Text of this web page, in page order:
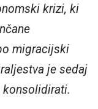
krizi, ki
migracijski
je sedaj
konsolidirati.